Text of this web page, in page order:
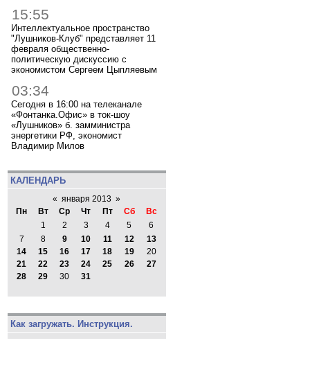
15:55
Интеллектуальное пространство
"Лушников-Клуб" представляет 11
февраля общественно-
политическую дискуссию с
экономистом Сергеем Цыпляевым
03:34
Сегодня в 16:00 на телеканале
«Фонтанка.Офис» в ток-шоу
«Лушников» б. замминистра
энергетики РФ, экономист
Владимир Милов
КАЛЕНДАРЬ
« января 2013 »
Пн
Вт Ср Чт Пт Сб
Вс
1
2 3 4 5
6
7
8 9 10 11 12
13
14
15 16 17 18 19
20
21
22 23 24 25 26
27
28
29 30 31
Как загружать. Инструкция.